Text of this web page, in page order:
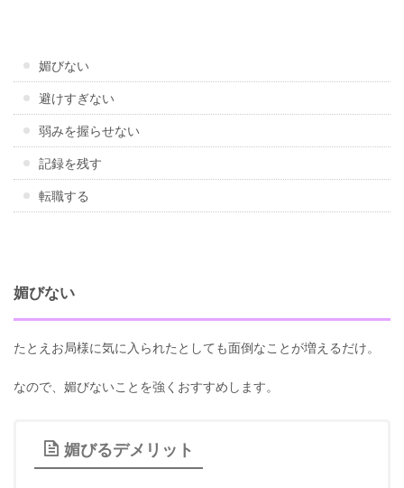
媚びない
避けすぎない
弱みを握らせない
記録を残す
転職する
媚びない
たとえお局様に気に入られたとしても面倒なことが増えるだけ。
なので、媚びないことを強くおすすめします。
媚びるデメリット